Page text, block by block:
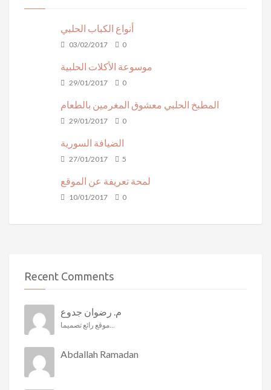
أنواع الكباب الحلبي
03/02/2017 0
موسوعة الأكلات الحلبية
29/01/2017 0
المطبخ الحلبي معشوق المغرمين بالطعام
29/01/2017 0
الضيافة السورية
27/01/2017 5
لمحة تعريفة عن الموقع
10/01/2017 0
Recent Comments
م. رضوان جدوع
موقع رائع تصميما...
Abdallah Ramadan